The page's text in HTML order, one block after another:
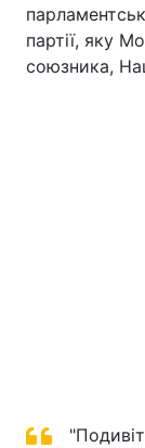
партії, яку
союзника,